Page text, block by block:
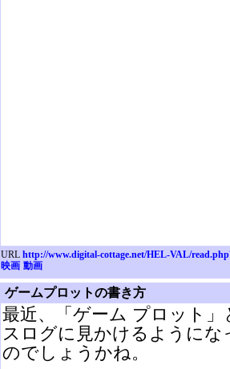
URL http://www.digital-cottage.net/HEL-VAL/
映画 動画
ゲームプロットの書き方
最近、「ゲーム プロット
スログに見かけるように
のでしょうかね。